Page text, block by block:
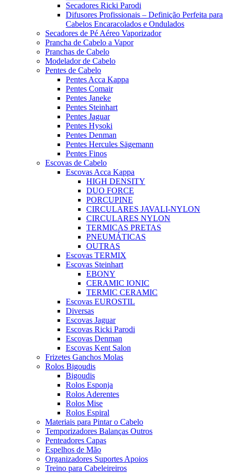
Secadores Ricki Parodi
Difusores Profissionais – Definição Perfeita para
Cabelos Encaracolados e Ondulados
Secadores de Pé Aéreo Vaporizador
Prancha de Cabelo a Vapor
Pranchas de Cabelo
Modelador de Cabelo
Pentes de Cabelo
Pentes Acca Kappa
Pentes Comair
Pentes Janeke
Pentes Steinhart
Pentes Jaguar
Pentes Hysoki
Pentes Denman
Pentes Hercules Sägemann
Pentes Finos
Escovas de Cabelo
Escovas Acca Kappa
HIGH DENSITY
DUO FORCE
PORCUPINE
CIRCULARES JAVALI-NYLON
CIRCULARES NYLON
TERMICAS PRETAS
PNEUMÁTICAS
OUTRAS
Escovas TERMIX
Escovas Steinhart
EBONY
CERAMIC IONIC
TERMIC CERAMIC
Escovas EUROSTIL
Diversas
Escovas Jaguar
Escovas Ricki Parodi
Escovas Denman
Escovas Kent Salon
Frizetes Ganchos Molas
Rolos Bigoudis
Bigoudis
Rolos Esponja
Rolos Aderentes
Rolos Mise
Rolos Espiral
Materiais para Pintar o Cabelo
Temporizadores Balanças Outros
Penteadores Capas
Espelhos de Mão
Organizadores Suportes Apoios
Treino para Cabeleireiros